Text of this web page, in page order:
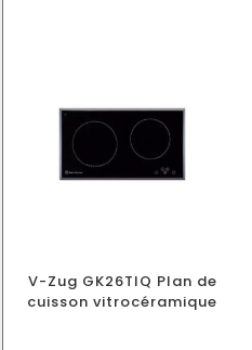
V-Zug GK26TIQ Plan de
cuisson vitrocéramique